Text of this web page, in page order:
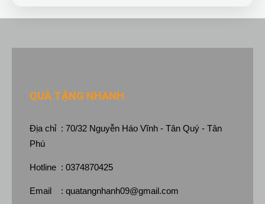
QUÀ TẶNG NHANH
Địa chỉ : 70/32 Nguyễn Háo Vĩnh - Tân Quý - Tân
Phú
Hotline : 0374870425
Email : quatangnhanh09@gmail.com